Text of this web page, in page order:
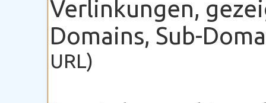
Verlinkungen,
Domains, Sub-
URL)